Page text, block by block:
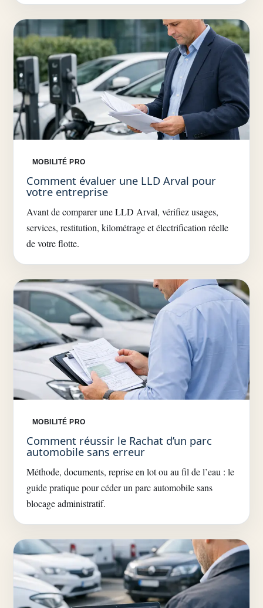
MOBILITÉ PRO
Comment évaluer une LLD Arval pour
votre entreprise
Avant de comparer une LLD Arval, vérifiez usages,
services, restitution, kilométrage et électrification réelle
de votre flotte.
MOBILITÉ PRO
Comment réussir le Rachat d’un parc
automobile sans erreur
Méthode, documents, reprise en lot ou au fil de l’eau : le
guide pratique pour céder un parc automobile sans
blocage administratif.